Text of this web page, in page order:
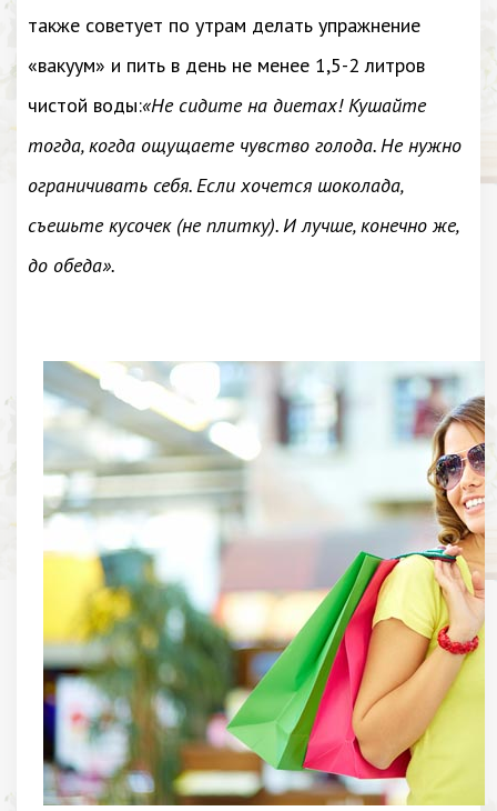
также советует по утрам делать упражнение
«вакуум» и пить в день не менее 1,5-2 литров
чистой воды:«Не сидите на диетах! Кушайте
тогда, когда ощущаете чувство голода. Не нужно
ограничивать себя. Если хочется шоколада,
съешьте кусочек (не плитку). И лучше, конечно же,
до обеда».